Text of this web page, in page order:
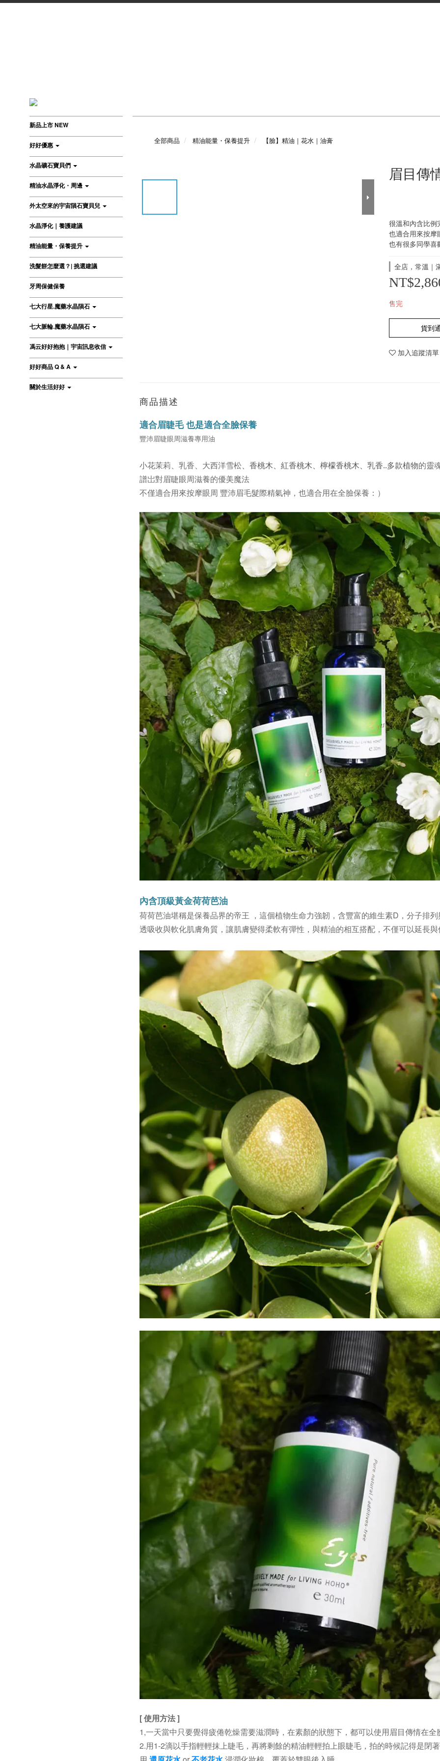
新品上市 NEW
好好優惠
水晶礦石寶貝們
精油水晶淨化・周邊
外太空來的宇宙隕石寶貝兒
水晶淨化｜養護建議
精油能量・保養提升
洗髮餅怎麼選？| 挑選建議
牙周保健保養
七大行星.魔藥水晶隕石
七大脈輪.魔藥水晶隕石
馮云好好抱抱｜宇宙訊息收信
好好商品 Q & A
關於生活好好
全部商品 精油能量・保養提升 【臉】精油｜花水｜油膏
眉目傳
很溫和內含比例
也適合用來按摩
也有很多同學
全店，常溫｜
售完
貨到
加入追蹤清單
商品描述
適合眉睫毛 也是適合全臉保養
豐沛眉睫眼周滋養專用油
小花茉莉、乳香、大西洋雪松、香桃木、紅香桃木、檸檬香桃木、乳香..多款植物的靈
譜岀對眉睫眼周滋養的優美魔法
不僅適合用來按摩眼周 豐沛眉毛髮際精氣神，也適合用在全臉保養：）
內含頂級黃金荷荷芭油
荷荷芭油堪稱是保養品界的帝王 ，這個植物生命力強韌， 含豐富的維生素D， 分子排
透吸收與軟化肌膚角質， 讓肌膚變得柔軟有彈性， 與精油的相互搭配，不僅可以延長
[ 使用方法 ]
1,一天當中只要覺得疲倦乾燥需要滋潤時，在素顏的狀態下，都可以使用眉目傳情在
2.用1-2滴以手指輕輕抹上睫毛，再將剩餘的精油輕輕拍上眼睫毛，拍的時候記得是閉